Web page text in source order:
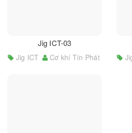
Jig ICT-03
Jig ICT Cơ khí Tín Phát